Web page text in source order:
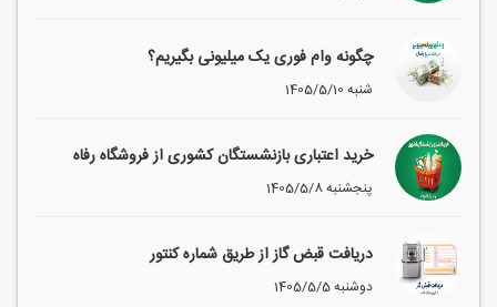
چگونه وام فوری یک میلیونی بگیریم؟
1405/5/10 شنبه
خرید اعتباری بازنشستگان کشوری از فروشگاه رفاه
1405/5/8 پنجشنبه
دریافت قبض گاز از طریق شماره کنتور
1405/5/5 دوشنبه